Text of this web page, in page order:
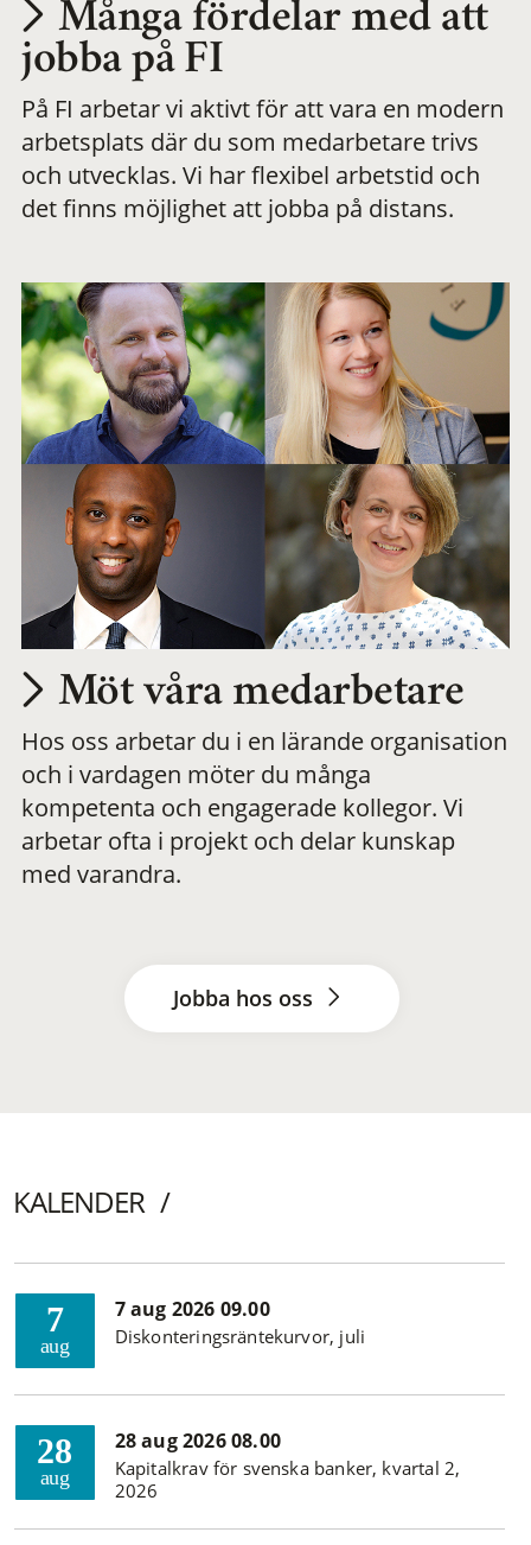
Utvecklas på en
meningsfull och
flexibel
Många fördelar med att
jobba på FI
På FI arbetar vi aktivt för att vara en modern
arbetsplats där du som medarbetare trivs
och utvecklas. Vi har flexibel arbetstid och
det finns möjlighet att jobba på distans.
Möt våra medarbetare
Hos oss arbetar du i en lärande organisation
och i vardagen möter du många
kompetenta och engagerade kollegor. Vi
arbetar ofta i projekt och delar kunskap
med varandra.
Jobba hos oss
KALENDER
7
aug
7 aug 2026 09.00
Diskonteringsräntekurvor, juli
28
aug
28 aug 2026 08.00
Kapitalkrav för svenska banker, kvartal 2,
2026